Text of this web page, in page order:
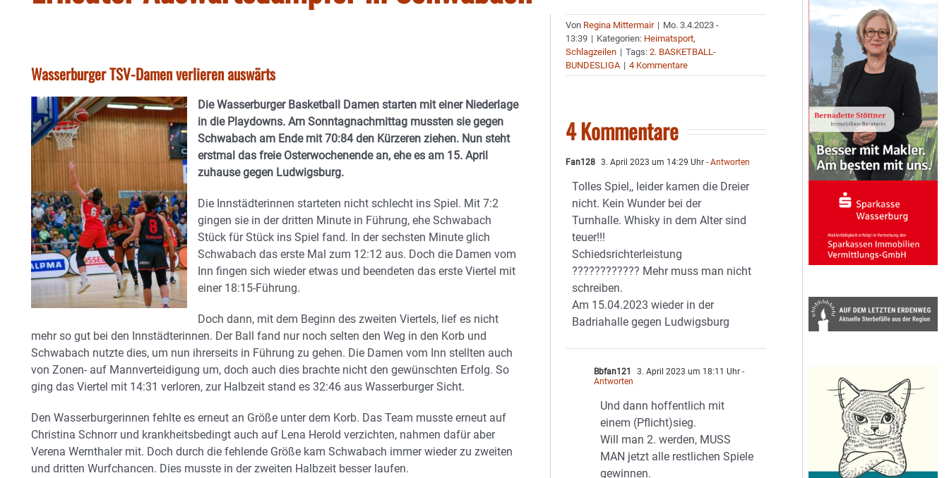
Wasserburger TSV-Damen verlieren auswärts
Die Wasserburger Basketball Damen starten mit einer Niederlage
in die Playdowns. Am Sonntagnachmittag mussten sie gegen
Schwabach am Ende mit 70:84 den Kürzeren ziehen. Nun steht
erstmal das freie Osterwochenende an, ehe es am 15. April
zuhause gegen Ludwigsburg.
Die Innstädterinnen starteten nicht schlecht ins Spiel. Mit 7:2
gingen sie in der dritten Minute in Führung, ehe Schwabach
Stück für Stück ins Spiel fand. In der sechsten Minute glich
Schwabach das erste Mal zum 12:12 aus. Doch die Damen vom
Inn fingen sich wieder etwas und beendeten das erste Viertel mit
einer 18:15-Führung.
Doch dann, mit dem Beginn des zweiten Viertels, lief es nicht
mehr so gut bei den Innstädterinnen. Der Ball fand nur noch selten den Weg in den Korb und
Schwabach nutzte dies, um nun ihrerseits in Führung zu gehen. Die Damen vom Inn stellten auch
von Zonen- auf Mannverteidigung um, doch auch dies brachte nicht den gewünschten Erfolg. So
ging das Viertel mit 14:31 verloren, zur Halbzeit stand es 32:46 aus Wasserburger Sicht.
Den Wasserburgerinnen fehlte es erneut an Größe unter dem Korb. Das Team musste erneut auf
Christina Schnorr und krankheitsbedingt auch auf Lena Herold verzichten, nahmen dafür aber
Verena Wernthaler mit. Doch durch die fehlende Größe kam Schwabach immer wieder zu zweiten
und dritten Wurfchancen. Dies musste in der zweiten Halbzeit besser laufen.
Von Regina Mittermair | Mo. 3.4.2023 -
13:39 | Kategorien: Heimatsport,
Schlagzeilen | Tags:2. BASKETBALL-
BUNDESLIGA | 4 Kommentare
4 Kommentare
Fan128 3. April 2023 um 14:29 Uhr - Antworten
Tolles Spiel,, leider kamen die Dreier
nicht. Kein Wunder bei der
Turnhalle. Whisky in dem Alter sind
teuer!!!
Schiedsrichterleistung
???????????? Mehr muss man nicht
schreiben.
Am 15.04.2023 wieder in der
Badriahalle gegen Ludwigsburg
Bbfan121 3. April 2023 um 18:11 Uhr -
Antworten
Und dann hoffentlich mit
einem (Pflicht)sieg.
Will man 2. werden, MUSS
MAN jetzt alle restlichen Spiele
gewinnen.